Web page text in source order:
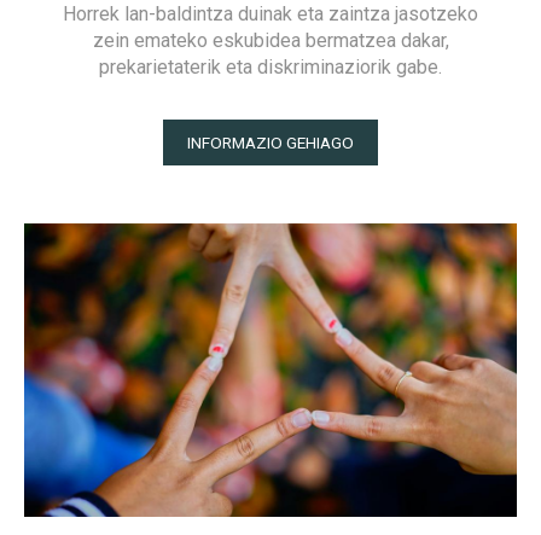
Horrek lan-baldintza duinak eta zaintza jasotzeko
zein emateko eskubidea bermatzea dakar,
prekarietaterik eta diskriminaziorik gabe.
INFORMAZIO GEHIAGO